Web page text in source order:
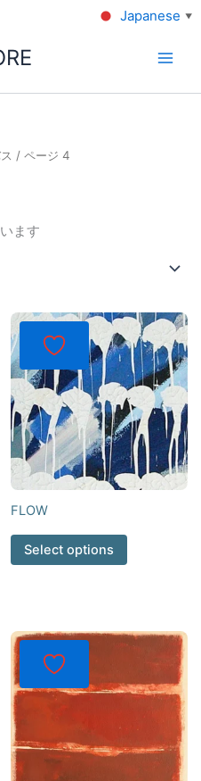
/ ページ 4
ます
FLOW
Select options
Japanese ▼